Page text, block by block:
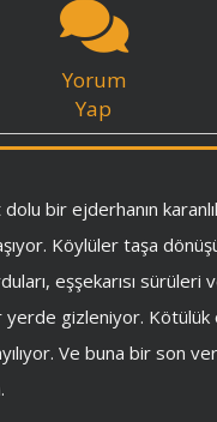
Yorum
Yap
bir ejderhanın
Köylüler taşa
eşşekarısı sürüleri
gizleniyor. Kötülük
Ve buna bir son